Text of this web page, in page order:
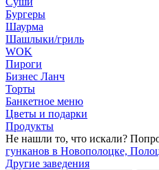
Бургеры
Шаурма
Шашлыки/гриль
WOK
Пироги
Бизнес Ланч
Торты
Банкетное меню
Цветы и подарки
Продукты
Не нашли то, что искали?
гунканов в Новополоцке,
Другие заведения